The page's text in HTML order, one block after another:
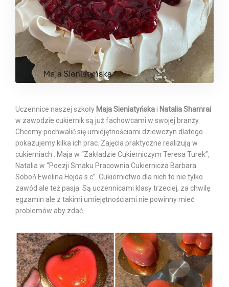
Uczennice naszej szkoły Maja Sieniatyńskai Natalia Shamrai
w zawodzie cukiernik są już fachowcami w swojej branży.
Chcemy pochwalić się umiejętnościami dziewczyn dlatego
pokazujemy kilka ich prac. Zajęcia praktyczne realizują w
cukierniach : Maja w “Zakładzie Cukierniczym Teresa Turek”,
Natalia w “Poezji Smaku Pracownia Cukiernicza Barbara
Soboń Ewelina Hojda s.c”. Cukiernictwo dla nich to nie tylko
zawód ale też pasja. Są uczennicami klasy trzeciej, za chwilę
egzamin ale z takimi umiejętnościami nie powinny mieć
problemów aby zdać.